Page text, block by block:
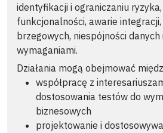
identyfikacji i ograniczaniu
funkcjonalności, awarie
brzegowych, niespójności danych
wymaganiami.
Działania mogą obejmować
współpracę z
dostosowania testów do
biznesowych
projektowanie i